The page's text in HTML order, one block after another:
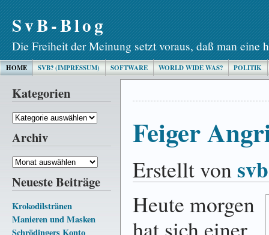
SvB-Blog
Die Freiheit der Meinung setzt voraus, daß man eine
HOME SVB? (IMPRESSUM) SOFTWARE WORLD WIDE WAS? POLITIK
Kategorien
Kategorien
Archiv
Archiv
Neueste Beiträge
Krokodilstränen
Manieren und Masken
Schrödingers Konto
Feiger
Erstellt vonsvb
Heute morgen
hat sich einer